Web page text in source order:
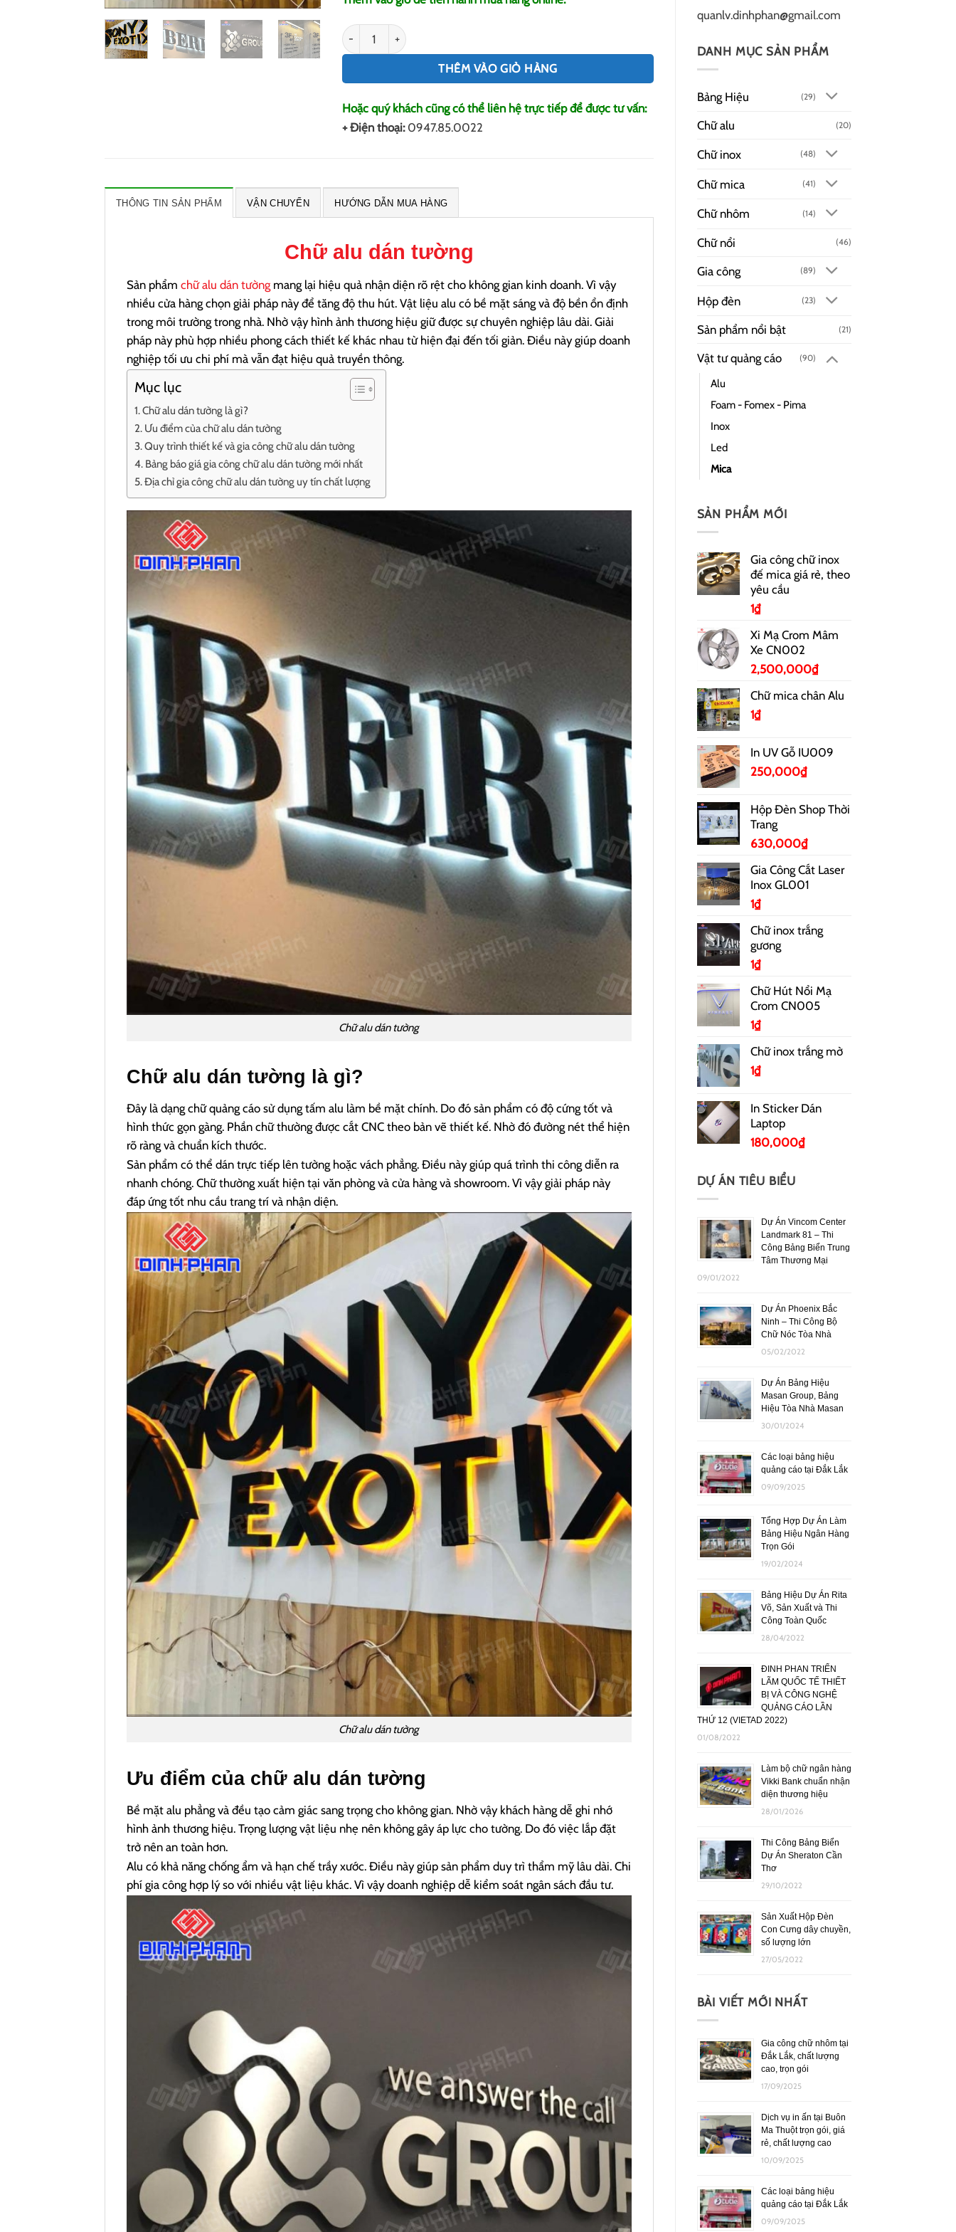
quanlv.dinhphan@gmail.com
DANH MỤC SẢN PHẨM
Bảng Hiệu (29)
Chữ alu (20)
Chữ inox (48)
Chữ mica (41)
Chữ nhôm (14)
Chữ nổi (46)
Gia công (89)
Hộp đèn (23)
Sản phẩm nổi bật (21)
Vật tư quảng cáo (90)
Alu
Foam - Fomex - Pima
Inox
Led
Mica
SẢN PHẨM MỚI
Gia công chữ inox
đế mica giá rẻ, theo
yêu cầu
1₫
Xi Mạ Crom Mâm
Xe CN002
2,500,000₫
Chữ mica chân Alu
1₫
In UV Gỗ IU009
250,000₫
Hộp Đèn Shop Thời
Trang
630,000₫
Gia Công Cắt Laser
Inox GL001
1₫
Chữ inox trắng
gương
1₫
Chữ Hút Nổi Mạ
Crom CN005
1₫
Chữ inox trắng mờ
1₫
In Sticker Dán
Laptop
180,000₫
DỰ ÁN TIÊU BIỂU
Dự Án Vincom Center
Landmark 81 – Thi
Công Bảng Biển Trung
Tâm Thương Mại
09/01/2022
Dự Án Phoenix Bắc
Ninh – Thi Công Bộ
Chữ Nóc Tòa Nhà
05/02/2022
Dự Án Bảng Hiệu
Masan Group, Bảng
Hiệu Tòa Nhà Masan
30/01/2024
Các loại bảng hiệu
quảng cáo tại Đắk Lắk
09/09/2025
Tổng Hợp Dự Án Làm
Bảng Hiệu Ngân Hàng
Trọn Gói
19/02/2024
Bảng Hiệu Dự Án Rita
Võ, Sản Xuất và Thi
Công Toàn Quốc
28/04/2022
ĐINH PHAN TRIỂN
LÃM QUỐC TẾ THIẾT
BỊ VÀ CÔNG NGHỆ
QUẢNG CÁO LẦN
THỨ 12 (VIETAD 2022)
01/08/2022
Làm bộ chữ ngân hàng
Vikki Bank chuẩn nhận
diện thương hiệu
28/01/2026
Thi Công Bảng Biển
Dự Án Sheraton Cần
Thơ
29/10/2022
Sản Xuất Hộp Đèn
Con Cưng dây chuyền,
số lượng lớn
27/05/2022
BÀI VIẾT MỚI NHẤT
Gia công chữ nhôm tại
Đắk Lắk, chất lượng
cao, trọn gói
17/09/2025
Dịch vụ in ấn tại Buôn
Ma Thuột trọn gói, giá
rẻ, chất lượng cao
10/09/2025
Các loại bảng hiệu
quảng cáo tại Đắk Lắk
09/09/2025
Chữ alu dán tường số lượng
THÊM VÀO GIỎ HÀNG
Hoặc quý khách cũng có thể liên hệ trực tiếp để được tư vấn:
+ Điện thoại: 0947.85.0022
THÔNG TIN SẢN PHẨM VẬN CHUYỂN HƯỚNG DẪN MUA HÀNG
Chữ alu dán tường
Sản phẩm chữ alu dán tường mang lại hiệu quả nhận diện rõ rệt cho không gian kinh doanh. Vì vậy
nhiều cửa hàng chọn giải pháp này để tăng độ thu hút. Vật liệu alu có bề mặt sáng và độ bền ổn định
trong môi trường trong nhà. Nhờ vậy hình ảnh thương hiệu giữ được sự chuyên nghiệp lâu dài. Giải
pháp này phù hợp nhiều phong cách thiết kế khác nhau từ hiện đại đến tối giản. Điều này giúp doanh
nghiệp tối ưu chi phí mà vẫn đạt hiệu quả truyền thông.
Mục lục
Chữ alu dán tường là gì?
Ưu điểm của chữ alu dán tường
Quy trình thiết kế và gia công chữ alu dán tường
Bảng báo giá gia công chữ alu dán tường mới nhất
Địa chỉ gia công chữ alu dán tường uy tín chất lượng
Chữ alu dán tường
Chữ alu dán tường là gì?
Đây là dạng chữ quảng cáo sử dụng tấm alu làm bề mặt chính. Do đó sản phẩm có độ cứng tốt và
hình thức gọn gàng. Phần chữ thường được cắt CNC theo bản vẽ thiết kế. Nhờ đó đường nét thể hiện
rõ ràng và chuẩn kích thước.
Sản phẩm có thể dán trực tiếp lên tường hoặc vách phẳng. Điều này giúp quá trình thi công diễn ra
nhanh chóng. Chữ thường xuất hiện tại văn phòng và cửa hàng và showroom. Vì vậy giải pháp này
đáp ứng tốt nhu cầu trang trí và nhận diện.
Chữ alu dán tường
Ưu điểm của chữ alu dán tường
Bề mặt alu phẳng và đều tạo cảm giác sang trọng cho không gian. Nhờ vậy khách hàng dễ ghi nhớ
hình ảnh thương hiệu. Trọng lượng vật liệu nhẹ nên không gây áp lực cho tường. Do đó việc lắp đặt
trở nên an toàn hơn.
Alu có khả năng chống ẩm và hạn chế trầy xước. Điều này giúp sản phẩm duy trì thẩm mỹ lâu dài. Chi
phí gia công hợp lý so với nhiều vật liệu khác. Vì vậy doanh nghiệp dễ kiểm soát ngân sách đầu tư.